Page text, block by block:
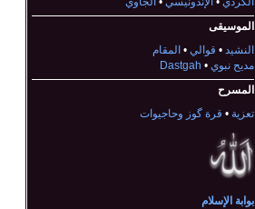
الموسيقى
النشيد • قوالي • المقام
مديح نبوي •
Dastgah
المسرح
تعزية • قرة گوز وحاجيوات
بوابة الإسلام